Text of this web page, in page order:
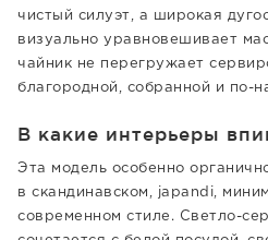
чистый силуэт, а широкая
визуально уравновешивает
чайник не перегружает
благородной, собранной и по-
В какие интерьеры
Эта модель особенно
в скандинавском, japandi,
современном стиле. Светло-